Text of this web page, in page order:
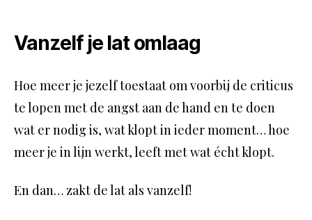
Vanzelf je lat omlaag
Hoe meer je jezelf toestaat om voorbij de criticus
te lopen met de angst aan de hand en te doen
wat er nodig is, wat klopt in ieder moment… hoe
meer je in lijn werkt, leeft met wat écht klopt.
En dan… zakt de lat als vanzelf!